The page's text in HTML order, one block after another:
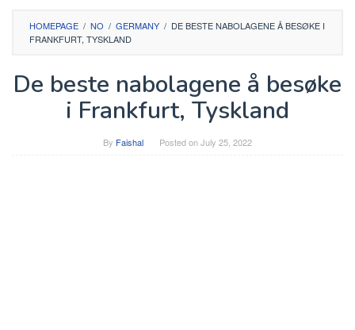
HOMEPAGE / NO / GERMANY / DE BESTE NABOLAGENE Å BESØKE I
FRANKFURT, TYSKLAND
De beste nabolagene å besøke
i Frankfurt, Tyskland
By Faishal Posted onJuly 25, 2022